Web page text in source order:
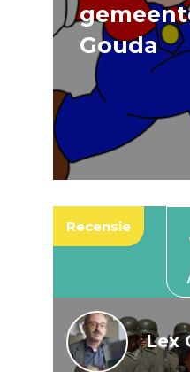
Gouda
Recensie
Lex